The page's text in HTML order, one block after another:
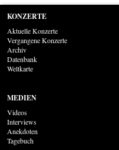
KONZERTE
Aktuelle Konzerte
Vergangene Konzerte
Archiv
Datenbank
Weltkarte
MEDIEN
Videos
Interviews
Anekdoten
Tagebuch